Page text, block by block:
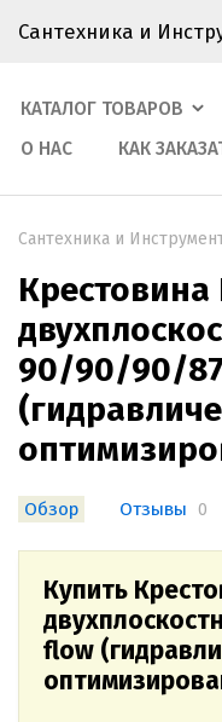
Сантехника и
КАТАЛОГ ТОВАРОВ
О НАС
КАК
Сантехника и
Крестовина
90/90/90/
Обзор Отзывы 0
Купить
flow